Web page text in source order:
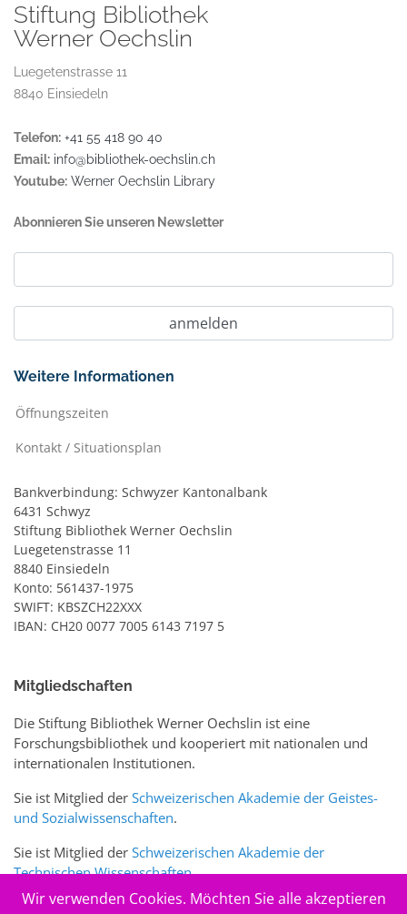
Stiftung Bibliothek
Werner Oechslin
Luegetenstrasse 11
8840 Einsiedeln
Telefon: +41 55 418 90 40
Email: info@bibliothek-oechslin.ch
Youtube: Werner Oechslin Library
Abonnieren Sie unseren Newsletter
Weitere Informationen
Öffnungszeiten
Kontakt / Situationsplan
Bankverbindung: Schwyzer Kantonalbank
6431 Schwyz
Stiftung Bibliothek Werner Oechslin
Luegetenstrasse 11
8840 Einsiedeln
Konto: 561437-1975
SWIFT: KBSZCH22XXX
IBAN: CH20 0077 7005 6143 7197 5
Mitgliedschaften
Die Stiftung Bibliothek Werner Oechslin ist eine
Forschungsbibliothek und kooperiert mit nationalen und
internationalen Institutionen.
Sie ist Mitglied der Schweizerischen Akademie der Geistes-
und Sozialwissenschaften.
Sie ist Mitglied der Schweizerischen Akademie der
Technischen Wissenschaften.
Sie ist zudem Mitglied des Schweizer Portalswww.sciences-
Wir verwenden Cookies. Möchten Sie alle akzeptieren